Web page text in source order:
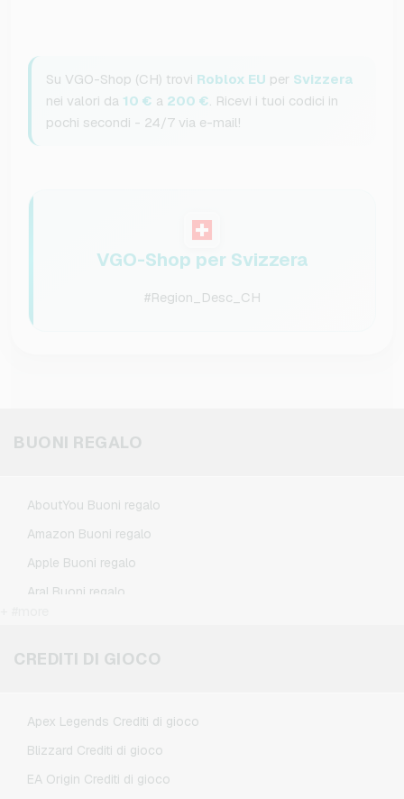
Su VGO-Shop (CH) trovi Roblox EU per Svizzera
nei valori da 10 € a 200 €. Ricevi i tuoi codici in
pochi secondi - 24/7 via e-mail!
VGO-Shop per Svizzera
#Region_Desc_CH
BUONI REGALO
AboutYou Buoni regalo
Amazon Buoni regalo
Apple Buoni regalo
Aral Buoni regalo
CircleK Buoni regalo
CREDITI DI GIOCO
Apex Legends Crediti di gioco
Blizzard Crediti di gioco
EA Origin Crediti di gioco